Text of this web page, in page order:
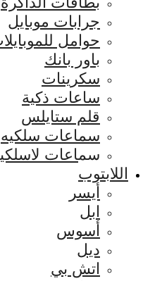
جرابات موبايل
حوامل
باور بانك
سكرينات
ساعات ذكية
قلم ستايلس
سماعات سلكيه
سماعات
اللابتوب
أيسر
ابل
أسوس
ديل
اتش بي